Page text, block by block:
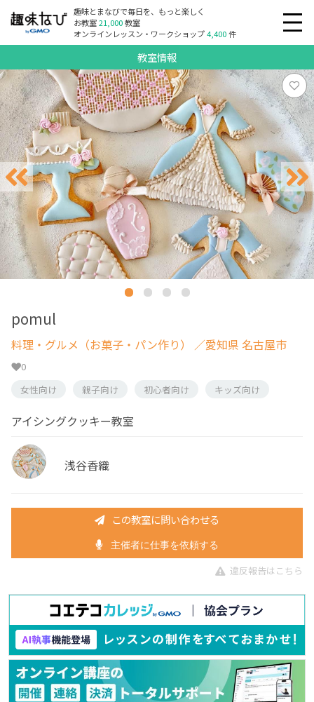
趣味とまなびで毎日を、もっと楽しく
お教室21,000教室
オンラインレッスン・ワークショップ4,400件
教室情報
pomul
料理・グルメ（お菓子・パン作り） ／愛知県 名古屋市
0
女性向け
親子向け 初心者向け キッズ向け
アイシングクッキー教室
浅谷香織
この教室に問い合わせる
主催者に仕事を依頼する
違反報告はこちら